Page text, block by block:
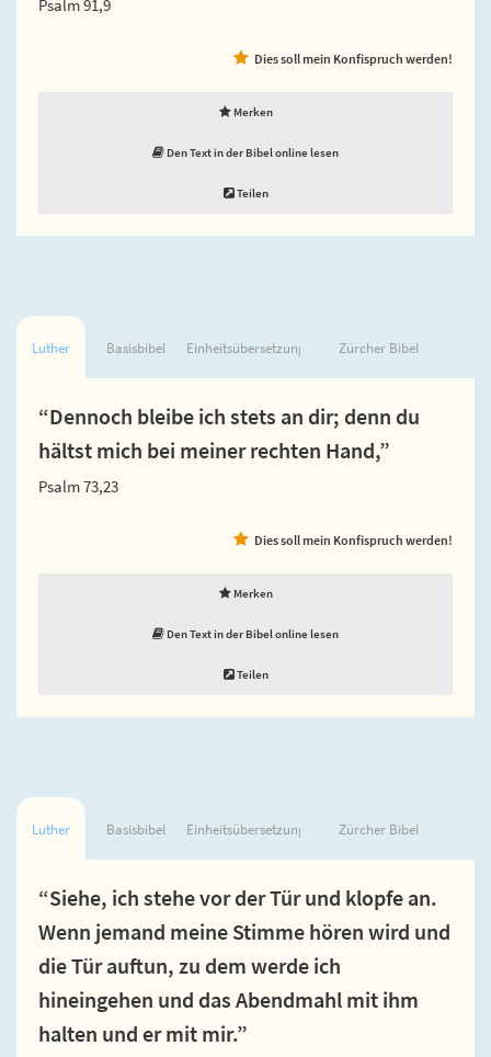
Psalm 91,9
Dies soll mein Konfispruch werden!
Merken
Den Text in der Bibel online lesen
Teilen
Luther Basisbibel Einheitsübersetzung Zürcher Bibel
“Dennoch bleibe ich stets an dir; denn du
hältst mich bei meiner rechten Hand,”
Psalm 73,23
Dies soll mein Konfispruch werden!
Merken
Den Text in der Bibel online lesen
Teilen
Luther Basisbibel Einheitsübersetzung Zürcher Bibel
“Siehe, ich stehe vor der Tür und klopfe an.
Wenn jemand meine Stimme hören wird und
die Tür auftun, zu dem werde ich
hineingehen und das Abendmahl mit ihm
halten und er mit mir.”